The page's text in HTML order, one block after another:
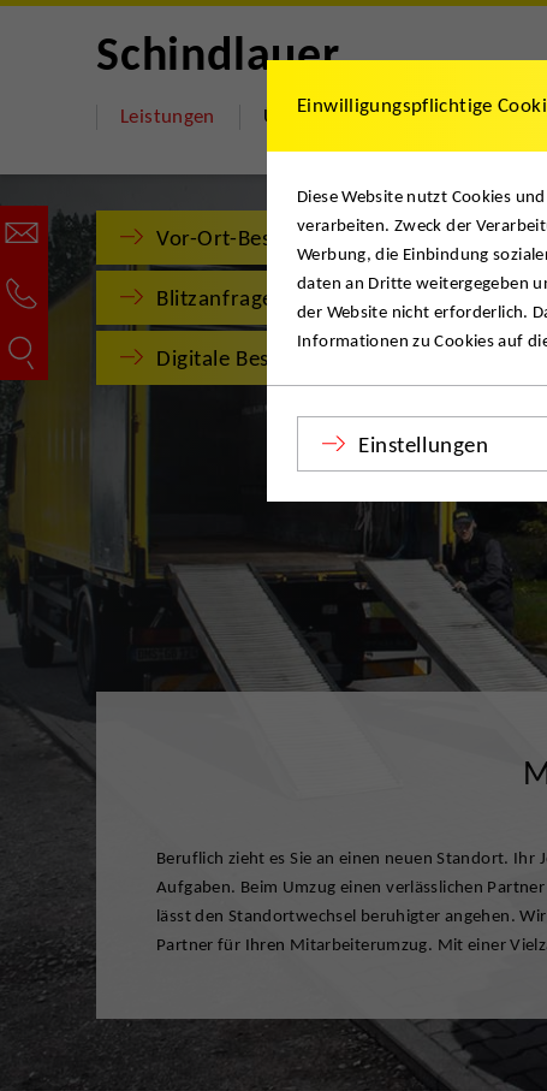
Schindlauer
Leistungen Über uns Jobs Hilfe &
Vor-Ort-Besichtigung
Blitzanfrage
Digitale Besichtigung
Beruflich zieht es Sie an einen neuen Standort. Ihr
Aufgaben. Beim Umzug einen verlässlichen
lässt den Standortwechsel beruhigter angehen.
Partner für Ihren Mitarbeiterumzug. Mit einer
begleiten wir Ihren Umzug in Deutschland oder auch
langjährige Erfahrung und einen umfassenden
Packarbeiten, Montagen und Lageroptionen.
Einwilligungspflichtige
Diese Website nutzt Cookies
verarbeiten. Zweck der
Werbung, die Einbindung
daten an Dritte weitergegeben
der Website nicht erforderlich.
Informationen zu Cookies auf
Einstellungen